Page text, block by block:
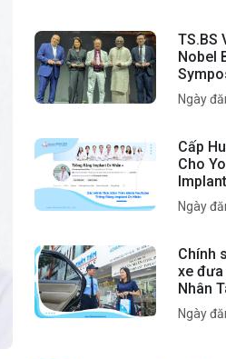
TS.BS
Nobel
Ngày
Cấp
Cho
Ngày
Chính
xe
Nhân
Ngày